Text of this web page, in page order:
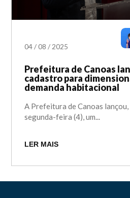
04 /08 /2025
Prefeitura de Canoas
cadastro para
demanda habitacional
A Prefeitura de Canoas lançou,
segunda-feira (4), um...
LER MAIS